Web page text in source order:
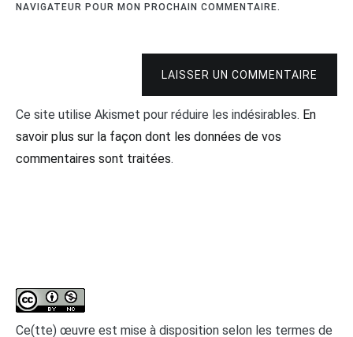
NAVIGATEUR POUR MON PROCHAIN COMMENTAIRE.
LAISSER UN COMMENTAIRE
Ce site utilise Akismet pour réduire les indésirables. En
savoir plus sur la façon dont les données de vos
commentaires sont traitées.
Ce(tte) œuvre est mise à disposition selon les termes de